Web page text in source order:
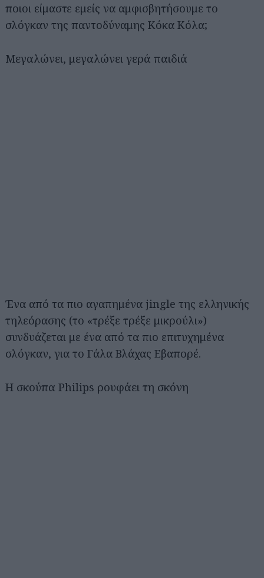
ποιοι είμαστε εμείς να αμφισβητήσουμε το
σλόγκαν της παντοδύναμης Κόκα Κόλα;
Μεγαλώνει, μεγαλώνει γερά παιδιά
Ένα από τα πιο αγαπημένα jingle της ελληνικής
τηλεόρασης (το «τρέξε τρέξε μικρούλι»)
συνδυάζεται με ένα από τα πιο επιτυχημένα
σλόγκαν, για το Γάλα Βλάχας Εβαπορέ.
Η σκούπα Philips ρουφάει τη σκόνη